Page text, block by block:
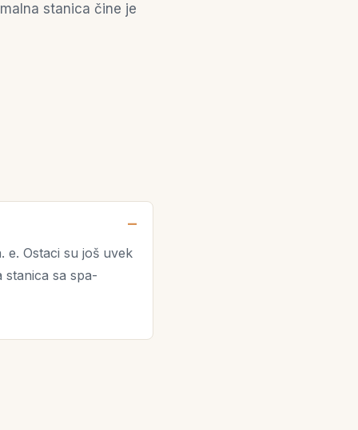
stanica čine je
e. Ostaci su još uvek
stanica sa spa-